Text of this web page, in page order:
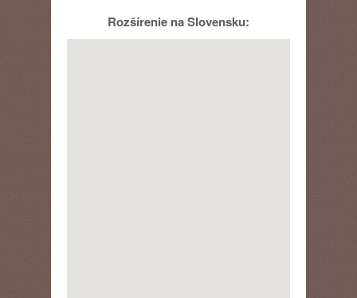
Rozšírenie na Slovensku: